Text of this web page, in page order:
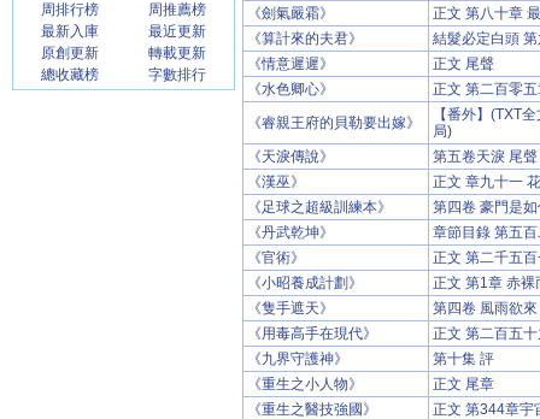
周排行榜
周推薦榜
最新入庫
最近更新
原創更新
轉載更新
總收藏榜
字數排行
《劍氣嚴霜》
正文 第八十章
《算計來的夫君》
結髮必定白頭
《情意遲遲》
正文 尾聲
《水色卿心》
正文 第二百零
《睿親王府的貝勒要出嫁》
【番外】(TXT
局)
《天淚傳說》
第五卷天淚 尾聲
《漢巫》
正文 章九十一
《足球之超級訓練本》
第四卷 豪門是
《丹武乾坤》
章節目錄 第五
《官術》
正文 第二千五
《小昭養成計劃》
正文 第1章 赤
《隻手遮天》
第四卷 風雨欲
《用毒高手在現代》
正文 第二百五
《九界守護神》
第十集 評
《重生之小人物》
正文 尾章
《重生之醫技強國》
正文 第344章宇